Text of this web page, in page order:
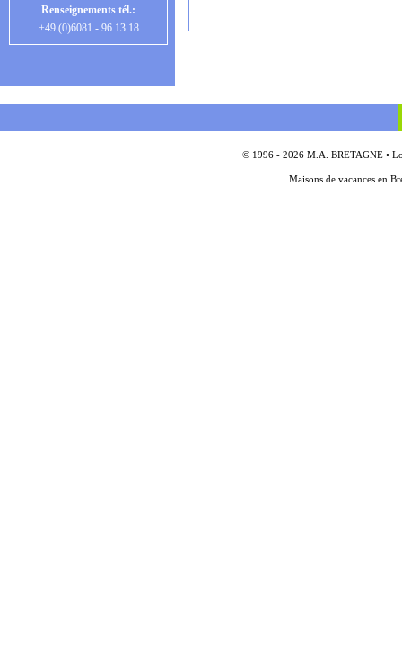
Renseignements tél.:
+49 (0)6081 - 96 13 18
© 1996 - 2026 M.A. BRETAGNE •
Maisons de vacances en